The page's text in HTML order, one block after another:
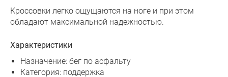
Кроссовки легко ощущаются на ноге и при этом
обладают максимальной надежностью.
Характеристики
Назначение: бег по асфальту
Категория: поддержка